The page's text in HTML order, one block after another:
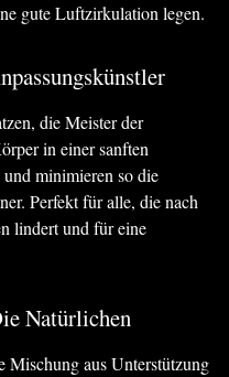
gute Luftzirkulation legen.
die Meister der
in einer sanften
minimieren so die
Perfekt für alle, die nach
lindert und für eine
Natürlichen
Mischung aus Unterstützung